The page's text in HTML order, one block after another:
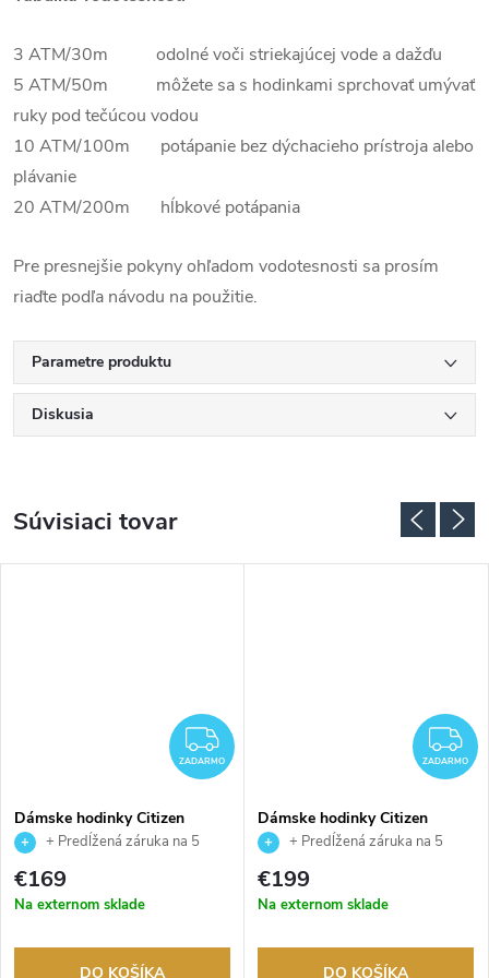
3 ATM/30m odolné voči striekajúcej vode a dažďu
5 ATM/50m môžete sa s hodinkami sprchovať umývať
ruky pod tečúcou vodou
10 ATM/100m potápanie bez dýchacieho prístroja alebo
plávanie
20 ATM/200m hĺbkové potápania
Pre presnejšie pokyny ohľadom vodotesnosti sa prosím
riaďte podľa návodu na použitie.
Parametre produktu
Diskusia
Súvisiaci tovar
ZADARMO
ZADARMO
Dámske hodinky Citizen
EW2621-75M
+ Predĺžená záruka na 5
rokov. Až 100 dní na vrátenie
tovaru. Autorizovaný predajca.
€169
Na externom sklade
DO KOŠÍKA
ZADARMO
Dámske hodinky Citizen
EW2623-70P
+ Predĺžená záruka na 5
rokov. Až 100 dní na vrátenie
tovaru. Autorizovaný predajca.
€199
Na externom sklade
DO KOŠÍKA